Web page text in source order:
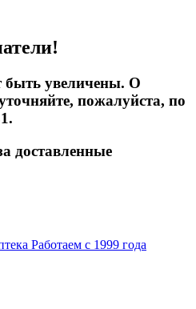
быть увеличены. О
пожалуйста, по
доставленные
Работаем с 1999 года